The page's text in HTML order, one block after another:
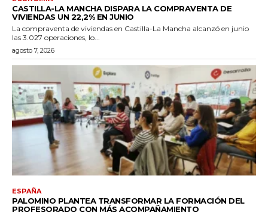
CASTILLA-LA MANCHA DISPARA LA COMPRAVENTA DE
VIVIENDAS UN 22,2% EN JUNIO
La compraventa de viviendas en Castilla-La Mancha alcanzó en junio
las 3.027 operaciones, lo...
agosto 7, 2026
ESPAÑA
PALOMINO PLANTEA TRANSFORMAR LA FORMACIÓN DEL
PROFESORADO CON MÁS ACOMPAÑAMIENTO